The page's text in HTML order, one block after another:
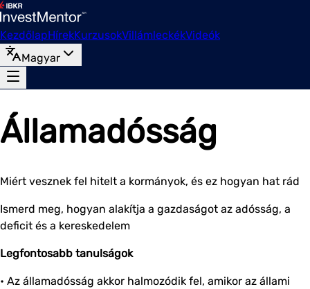
KezdőlapHírekKurzusokVillámleckékVideók
Magyar
Államadósság
Miért vesznek fel hitelt a kormányok, és ez hogyan hat rád
Ismerd meg, hogyan alakítja a gazdaságot az adósság, a
deficit és a kereskedelem
Legfontosabb tanulságok
• Az államadósság akkor halmozódik fel, amikor az állami